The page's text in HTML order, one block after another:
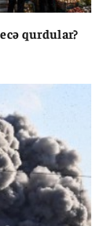
qurdular?